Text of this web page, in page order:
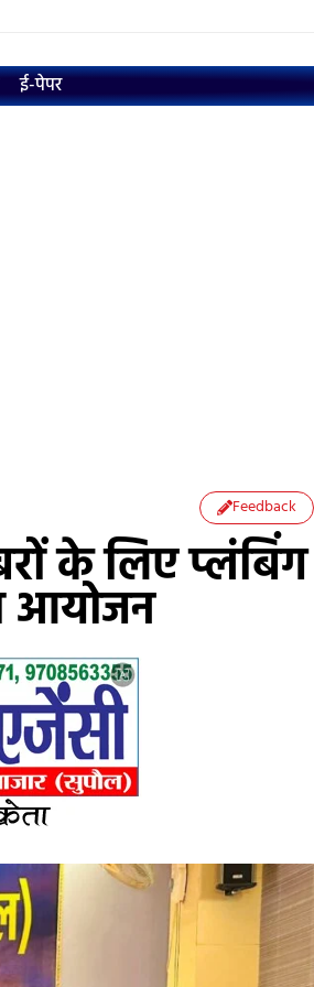
ई-पेपर
Feedback
के लिए प्लंबिंग
आयोजन